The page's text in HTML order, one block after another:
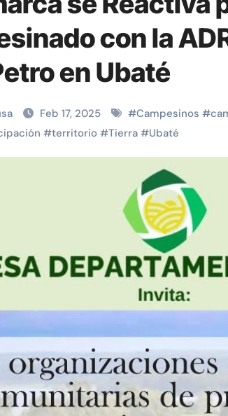
fiable a Whastapp para chatear
con la
en Ubaté
Feb 17, 2025 #Campesinos #
#territorio #Tierra #Ubaté